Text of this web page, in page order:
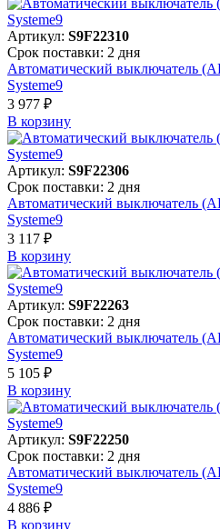
Артикул: S9F22310
Срок поставки: 2 дня
Автоматический выключатель
Systeme9
3 977 ₽
В корзинy
Артикул: S9F22306
Срок поставки: 2 дня
Автоматический выключатель
Systeme9
3 117 ₽
В корзинy
Артикул: S9F22263
Срок поставки: 2 дня
Автоматический выключатель
Systeme9
5 105 ₽
В корзинy
Артикул: S9F22250
Срок поставки: 2 дня
Автоматический выключатель
Systeme9
4 886 ₽
В корзинy